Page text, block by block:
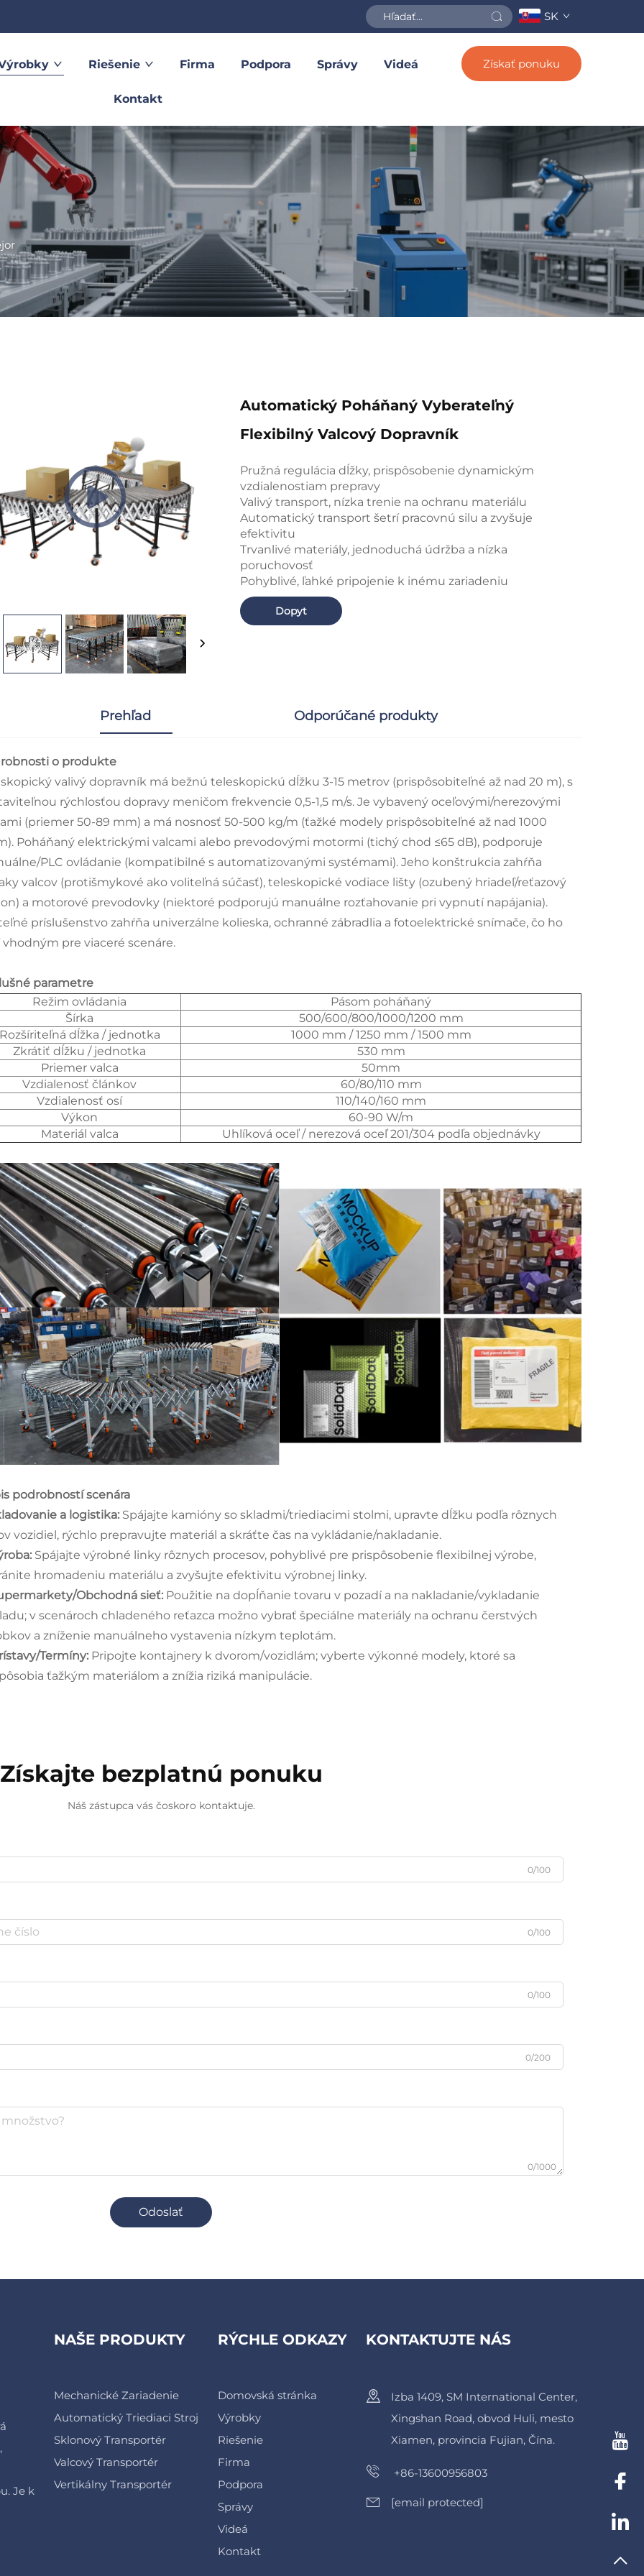
SK
Riešenie Firma Podpora Správy Videá
Kontakt
Získať ponuku
Automatický Poháňaný Vyberateľný
Flexibilný Valcový Dopravník
Pružná regulácia dĺžky, prispôsobenie dynamickým
vzdialenostiam prepravy
Valivý transport, nízka trenie na ochranu materiálu
Automatický transport šetrí pracovnú silu a zvyšuje
efektivitu
Trvanlivé materiály, jednoduchá údržba a nízka
poruchovosť
Pohyblivé, ľahké pripojenie k inému zariadeniu
Dopyt
Prehľad Odporúčané produkty
o produkte
valivý dopravník má bežnú teleskopickú dĺžku 3-15 metrov (prispôsobiteľné až nad 20 m), s
rýchlosťou dopravy meničom frekvencie 0,5-1,5 m/s. Je vybavený oceľovými/nerezovými
(priemer 50-89 mm) a má nosnosť 50-500 kg/m (ťažké modely prispôsobiteľné až nad 1000
Poháňaný elektrickými valcami alebo prevodovými motormi (tichý chod ≤65 dB), podporuje
PLC ovládanie (kompatibilné s automatizovanými systémami). Jeho konštrukcia zahŕňa
valcov (protišmykové ako voliteľná súčasť), teleskopické vodiace lišty (ozubený hriadeľ/reťazový
a motorové prevodovky (niektoré podporujú manuálne rozťahovanie pri vypnutí napájania).
príslušenstvo zahŕňa univerzálne kolieska, ochranné zábradlia a fotoelektrické snímače, čo ho
vhodným pre viaceré scenáre.
parametre
Režim ovládania
Pásom poháňaný
Šírka
500/600/800/1000/1200 mm
dĺžka / jednotka
1000 mm / 1250 mm / 1500 mm
Zkrátiť dĺžku / jednotka
530 mm
Priemer valca
50mm
Vzdialenosť článkov
60/80/110 mm
Vzdialenosť osí
110/140/160 mm
Výkon
60-90 W/m
Materiál valca
Uhlíková oceľ / nerezová oceľ 201/304 podľa objednávky
podrobností scenára
a logistika: Spájajte kamióny so skladmi/triediacimi stolmi, upravte dĺžku podľa rôznych
vozidiel, rýchlo prepravujte materiál a skráťte čas na vykládanie/nakladanie.
Spájajte výrobné linky rôznych procesov, pohyblivé pre prispôsobenie flexibilnej výrobe,
hromadeniu materiálu a zvyšujte efektivitu výrobnej linky.
Obchodná sieť: Použitie na dopĺňanie tovaru v pozadí a na nakladanie/vykladanie
v scenároch chladeného reťazca možno vybrať špeciálne materiály na ochranu čerstvých
a zníženie manuálneho vystavenia nízkym teplotám.
Termíny: Pripojte kontajnery k dvorom/vozidlám; vyberte výkonné modely, ktoré sa
ťažkým materiálom a znížia riziká manipulácie.
Získajte bezplatnú ponuku
Náš zástupca vás čoskoro kontaktuje.
0/100
0/100
0/100
0/200
0/1000
Odoslať
Je k
NAŠE PRODUKTY
Mechanické Zariadenie
Automatický Triediaci Stroj
Sklonový Transportér
Valcový Transportér
Vertikálny Transportér
RÝCHLE ODKAZY
Domovská stránka
Výrobky
Riešenie
Firma
Podpora
Správy
Videá
Kontakt
KONTAKTUJTE NÁS
Izba 1409, SM International Center,
Xingshan Road, obvod Huli, mesto
Xiamen, provincia Fujian, Čína.
+86-13600956803
[email protected]